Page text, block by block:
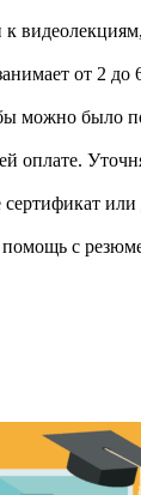
от 2 до
можно было
с